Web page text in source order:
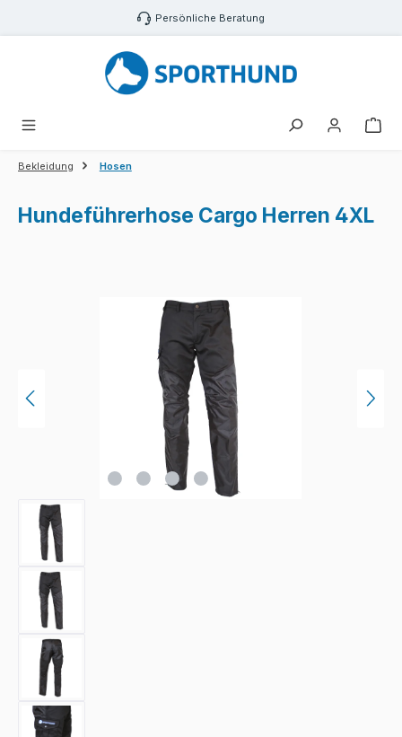
Zum Hauptinhalt springen Persönliche Beratung
Bekleidung Hosen
Hundeführerhose Cargo Herren 4XL
Bildergalerie überspringen